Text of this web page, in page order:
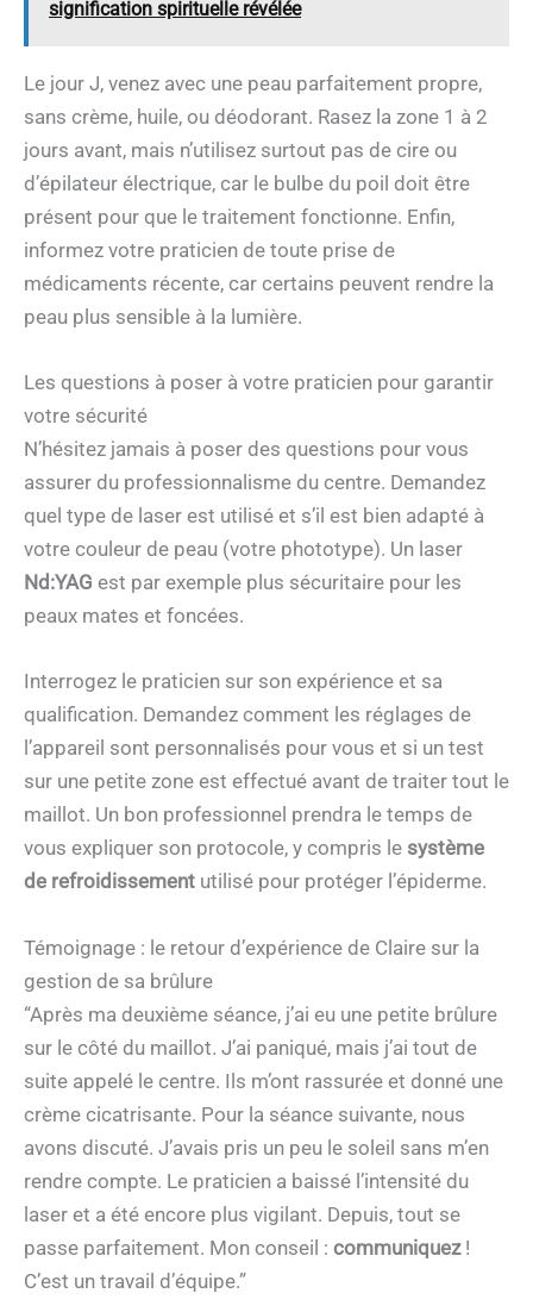
signification spirituelle révélée
Le jour J, venez avec une peau parfaitement propre,
sans crème, huile, ou déodorant. Rasez la zone 1 à 2
jours avant, mais n’utilisez surtout pas de cire ou
d’épilateur électrique, car le bulbe du poil doit être
présent pour que le traitement fonctionne. Enfin,
informez votre praticien de toute prise de
médicaments récente, car certains peuvent rendre la
peau plus sensible à la lumière.
Les questions à poser à votre praticien pour garantir
votre sécurité
N’hésitez jamais à poser des questions pour vous
assurer du professionnalisme du centre. Demandez
quel type de laser est utilisé et s’il est bien adapté à
votre couleur de peau (votre phototype). Un laser
Nd:YAG est par exemple plus sécuritaire pour les
peaux mates et foncées.
Interrogez le praticien sur son expérience et sa
qualification. Demandez comment les réglages de
l’appareil sont personnalisés pour vous et si un test
sur une petite zone est effectué avant de traiter tout le
maillot. Un bon professionnel prendra le temps de
vous expliquer son protocole, y compris le système
de refroidissement utilisé pour protéger l’épiderme.
Témoignage : le retour d’expérience de Claire sur la
gestion de sa brûlure
“Après ma deuxième séance, j’ai eu une petite brûlure
sur le côté du maillot. J’ai paniqué, mais j’ai tout de
suite appelé le centre. Ils m’ont rassurée et donné une
crème cicatrisante. Pour la séance suivante, nous
avons discuté. J’avais pris un peu le soleil sans m’en
rendre compte. Le praticien a baissé l’intensité du
laser et a été encore plus vigilant. Depuis, tout se
passe parfaitement. Mon conseil : communiquez!
C’est un travail d’équipe.”